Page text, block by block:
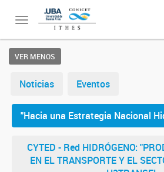
Toggle
VER MENOS
Noticias Eventos
"Hacia una Estrategia Nacional
CYTED - Red HIDRÓGENO:
EN EL TRANSPORTE Y EL